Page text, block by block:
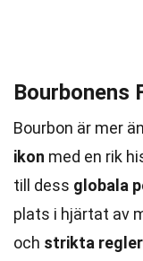
Bourbonens
Bourbon är mer
ikon med en rik
till dess globala
plats i hjärtat av
och strikta regler